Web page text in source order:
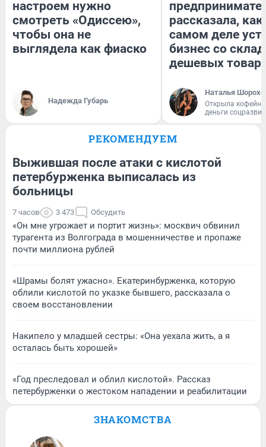
настроем нужно
смотреть «Одиссею»,
чтобы она не
выглядела как фиаско
Надежда Губарь
рассказала, как
самом деле
бизнес со
дешевых
Наталья
Открыла
деньги
РЕКОМЕНДУЕМ
Выжившая после атаки с кислотой
петербурженка выписалась из
больницы
7 часов 3 473 Обсудить
«Он мне угрожает и портит жизнь»: москвич обвинил
турагента из Волгограда в мошенничестве и пропаже
почти миллиона рублей
«Шрамы болят ужасно». Екатеринбурженка, которую
облили кислотой по указке бывшего, рассказала о
своем восстановлении
Накипело у младшей сестры: «Она уехала жить, а я
осталась быть хорошей»
«Год преследовал и облил кислотой». Рассказ
петербурженки о жестоком нападении и реабилитации
ЗНАКОМСТВА